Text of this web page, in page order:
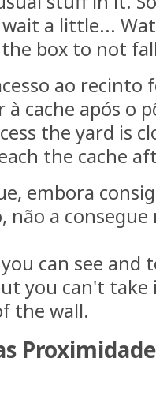
a little...
box to not
ao recinto
à cache após o
the yard is
the cache
embora
não a
can see and
you can't
the wall.